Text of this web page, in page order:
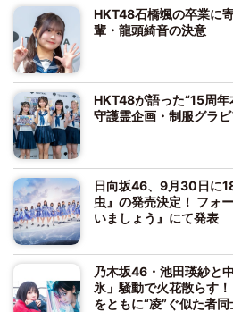
HKT48石橋颯の卒業に
輩・龍頭綺音の決意
HKT48が語った“15周
守護霊企画・制服グラ
日向坂46、9月30日に
虫』の発売決定！ フォ
いましょう』にて発表
乃木坂46・池田瑛紗と
氷」騒動で火花散らす
をともに“凌”ぐ似た者